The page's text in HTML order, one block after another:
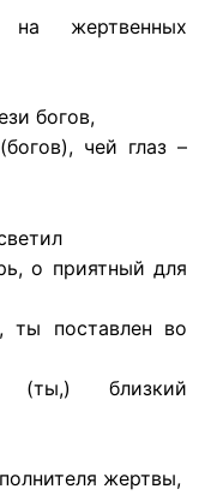
жертвенных
богов,
чей глаз –
о приятный для
ты поставлен во
(ты,) близкий
жертвы,